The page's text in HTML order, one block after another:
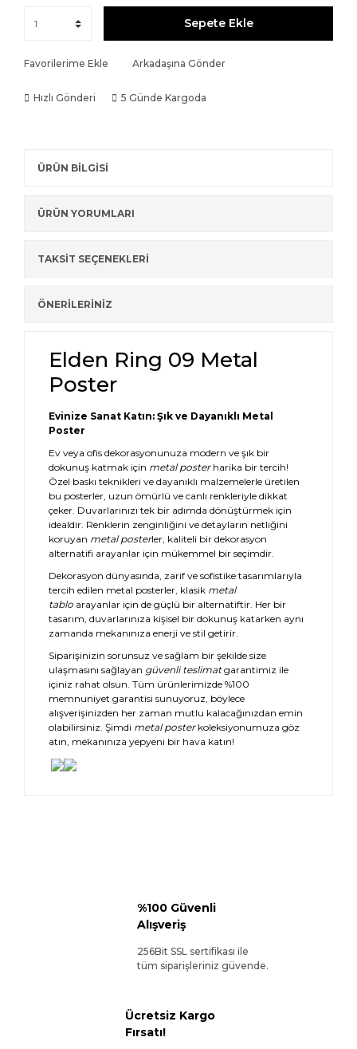
Sepete Ekle
Favorilerime Ekle Arkadaşına Gönder
Hızlı Gönderi 5 Günde Kargoda
ÜRÜN BİLGİSİ
ÜRÜN YORUMLARI
TAKSİT SEÇENEKLERİ
ÖNERİLERİNİZ
Elden Ring 09 Metal
Poster
Evinize Sanat Katın: Şık ve Dayanıklı Metal
Poster
Ev veya ofis dekorasyonunuza modern ve şık bir
dokunuş katmak için metal posterharika bir tercih!
Özel baskı teknikleri ve dayanıklı malzemelerle üretilen
bu posterler, uzun ömürlü ve canlı renkleriyle dikkat
çeker. Duvarlarınızı tek bir adımda dönüştürmek için
idealdir. Renklerin zenginliğini ve detayların netliğini
koruyan metal posterler, kaliteli bir dekorasyon
alternatifi arayanlar için mükemmel bir seçimdir.
Dekorasyon dünyasında, zarif ve sofistike tasarımlarıyla
tercih edilen metal posterler, klasik metal
tablo arayanlar için de güçlü bir alternatiftir. Her bir
tasarım, duvarlarınıza kişisel bir dokunuş katarken aynı
zamanda mekanınıza enerji ve stil getirir.
Siparişinizin sorunsuz ve sağlam bir şekilde size
ulaşmasını sağlayan güvenli teslimatgarantimiz ile
içiniz rahat olsun. Tüm ürünlerimizde %100
memnuniyet garantisi sunuyoruz, böylece
alışverişinizden her zaman mutlu kalacağınızdan emin
olabilirsiniz. Şimdi metal posterkoleksiyonumuza göz
atın, mekanınıza yepyeni bir hava katın!
%100 Güvenli
Alışveriş
256Bit SSL sertifikası ile
tüm siparişleriniz güvende.
Ücretsiz Kargo
Fırsatı!